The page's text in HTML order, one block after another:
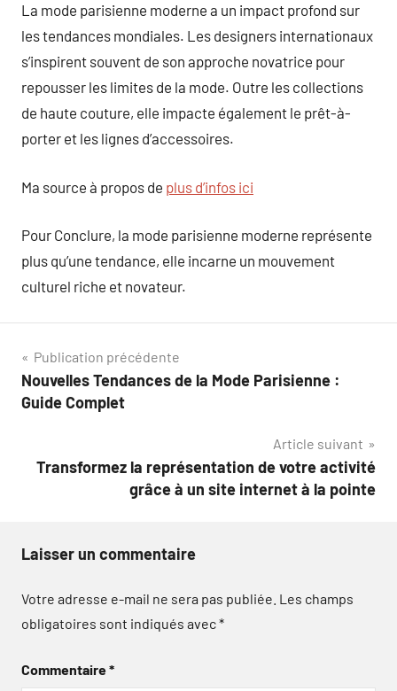
La mode parisienne moderne a un impact profond sur
les tendances mondiales. Les designers internationaux
s’inspirent souvent de son approche novatrice pour
repousser les limites de la mode. Outre les collections
de haute couture, elle impacte également le prêt-à-
porter et les lignes d’accessoires.
Ma source à propos de plus d’infos ici
Pour Conclure, la mode parisienne moderne représente
plus qu’une tendance, elle incarne un mouvement
culturel riche et novateur.
Navigation
de
Publication précédente
Nouvelles Tendances de la Mode Parisienne :
Guide Complet
Article suivant
Transformez la représentation de votre activité
grâce à un site internet à la pointe
Laisser un commentaire
Votre adresse e-mail ne sera pas publiée. Les champs
obligatoires sont indiqués avec*
Commentaire*